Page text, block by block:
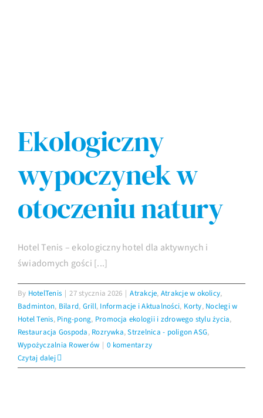
Ekologiczny
wypoczynek w
otoczeniu natury
Hotel Tenis – ekologiczny hotel dla aktywnych i
świadomych gości [...]
By HotelTenis | 27 stycznia 2026 | Atrakcje, Atrakcje w okolicy,
Badminton, Bilard, Grill, Informacje i Aktualności, Korty, Noclegi w
Hotel Tenis, Ping-pong, Promocja ekologii i zdrowego stylu życia,
Restauracja Gospoda, Rozrywka,Strzelnica - poligon ASG,
Wypożyczalnia Rowerów | 0 komentarzy
Czytaj dalej